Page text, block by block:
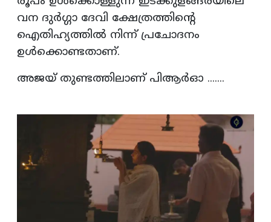
വന ദുര്‍ഗ്ഗാ ദേവി ക്ഷേത്രത്തിന്റെ
ഐതിഹ്യത്തില്‍ നിന്ന് പ്രചോദനം
ഉള്‍ക്കൊണ്ടതാണ്.
അജയ് തുണ്ടത്തിലാണ് പിആര്‍ഓ .......